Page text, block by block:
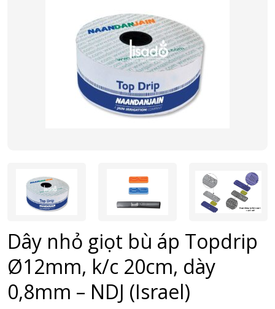
Dây nhỏ giọt bù áp Topdrip
Ø12mm, k/c 20cm, dày
0,8mm – NDJ (Israel)